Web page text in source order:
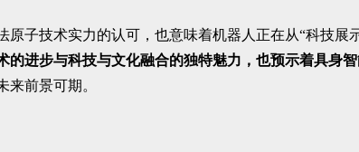
原子技术实力的认可，也意味着机器人正在从“科技
的进步与科技与文化融合的独特魅力，也预示着具身智
来前景可期。